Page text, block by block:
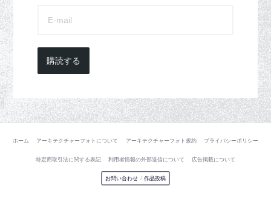
購読する
ホーム アーキテクチャーフォトについて アーキテクチャーフォト規約 プライバシーポリシー
特定商取引法に関する表記 利用者情報の外部送信について 広告掲載について
お問い合わせ / 作品投稿